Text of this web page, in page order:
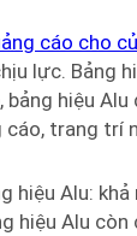
cáo cho
lực. Bảng
hiệu
cáo, trang trí
hiệu Alu:
hiệu Alu